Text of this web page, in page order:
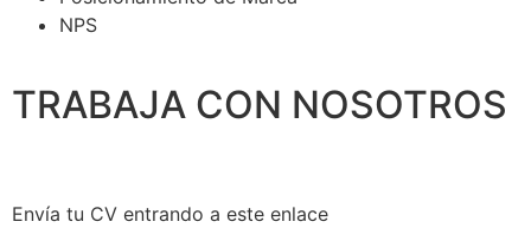
NPS
TRABAJA CON NOSOTROS
Envía tu CV entrando a este enlace